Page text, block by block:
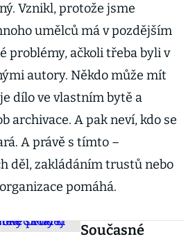
Vznikl, protože jsme
umělců má v pozdějším
problémy, ačkoli třeba byli v
autory. Někdo může mít
dílo ve vlastním bytě a
archivace. A pak neví, kdo se
A právě s tímto –
děl, zakládáním trustů nebo
pomáhá.
Současné